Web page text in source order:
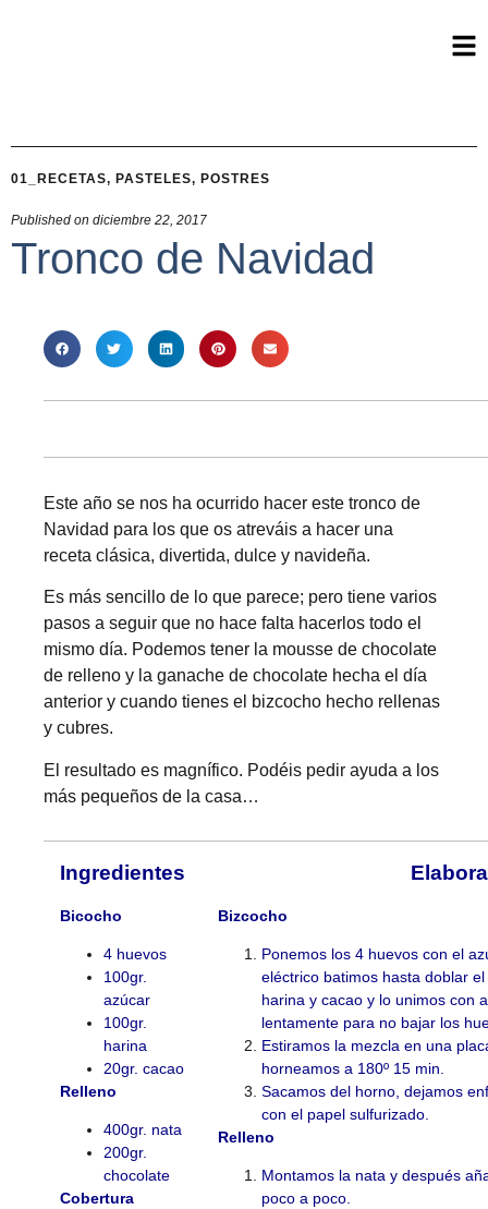
01_RECETAS, PASTELES, POSTRES
Published on diciembre 22, 2017
Tronco de Navidad
Este año se nos ha ocurrido hacer este tronco de
Navidad para los que os atreváis a hacer una
receta clásica, divertida, dulce y navideña.
Es más sencillo de lo que parece; pero tiene varios
pasos a seguir que no hace falta hacerlos todo el
mismo día. Podemos tener la mousse de chocolate
de relleno y la ganache de chocolate hecha el día
anterior y cuando tienes el bizcocho hecho rellenas
y cubres.
El resultado es magnífico. Podéis pedir ayuda a los
más pequeños de la casa…
Ingredientes
Bicocho
4 huevos
100gr.
azúcar
100gr.
harina
20gr. cacao
Relleno
400gr. nata
200gr.
chocolate
Cobertura
Bizcocho
Ponemos los 4 huevos con el
eléctrico batimos hasta doblar
harina y cacao y lo unimos con
lentamente para no bajar los
Estiramos la mezcla en una
horneamos a 180º 15 min.
Sacamos del horno, dejamos
con el papel sulfurizado.
Relleno
Montamos la nata y después
poco a poco.